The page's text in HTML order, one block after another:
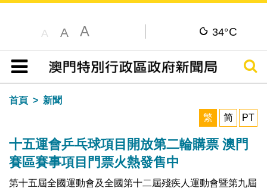
A A A 34°C
目錄
搜尋
首頁
新聞
繁
简 PT
十五運會乒乓球項目開放第二輪購票 澳門
賽區賽事項目門票火熱發售中
第十五屆全國運動會及全國第十二屆殘疾人運動會暨第九屆